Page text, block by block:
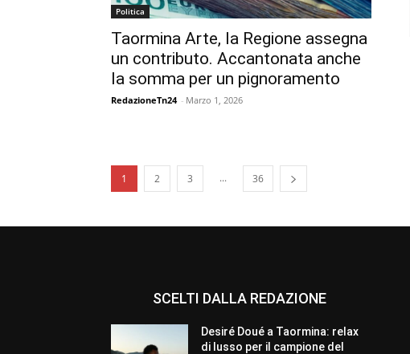
Politica
Taormina Arte, la Regione assegna
un contributo. Accantonata anche
la somma per un pignoramento
RedazioneTn24 - Marzo 1, 2026
1 2 3 ... 36
SCELTI DALLA REDAZIONE
Desiré Doué a Taormina: relax
di lusso per il campione del